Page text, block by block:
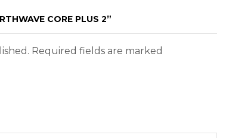
CORE PLUS 2”
Required fields are marked